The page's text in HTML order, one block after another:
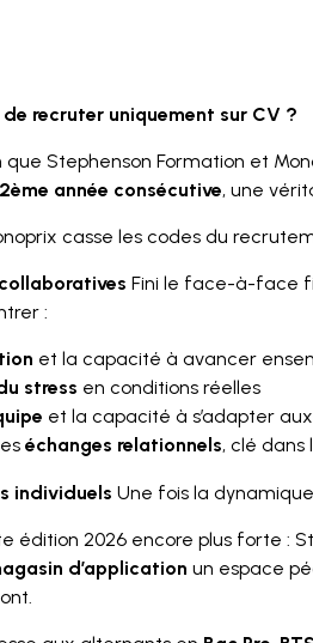
recruter uniquement sur CV ?
que Stephenson Formation et
2ème année consécutive, une
casse les codes du
Fini le face-à-face
:
et la capacité à avancer
stress en conditions réelles
et la capacité à s’adapter
échanges relationnels, clé dans
individuels Une fois la
édition 2026 encore plus forte :
d’application un espace